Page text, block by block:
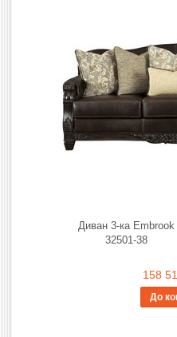
Диван 3-ка Embrook
32501-38
158
До